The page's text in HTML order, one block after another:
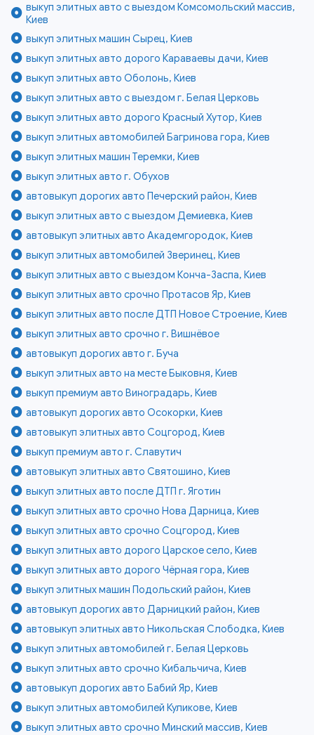
выкуп элитных авто с выездом Комсомольский массив,
Киев
выкуп элитных машин Сырец, Киев
выкуп элитных авто дорого Караваевы дачи, Киев
выкуп элитных авто Оболонь, Киев
выкуп элитных авто с выездом г. Белая Церковь
выкуп элитных авто дорого Красный Хутор, Киев
выкуп элитных автомобилей Багринова гора, Киев
выкуп элитных машин Теремки, Киев
выкуп элитных авто г. Обухов
автовыкуп дорогих авто Печерский район, Киев
выкуп элитных авто с выездом Демиевка, Киев
автовыкуп элитных авто Академгородок, Киев
выкуп элитных автомобилей Зверинец, Киев
выкуп элитных авто с выездом Конча-Заспа, Киев
выкуп элитных авто срочно Протасов Яр, Киев
выкуп элитных авто после ДТП Новое Строение, Киев
выкуп элитных авто срочно г. Вишнёвое
автовыкуп дорогих авто г. Буча
выкуп элитных авто на месте Быковня, Киев
выкуп премиум авто Виноградарь, Киев
автовыкуп дорогих авто Осокорки, Киев
автовыкуп элитных авто Соцгород, Киев
выкуп премиум авто г. Славутич
автовыкуп элитных авто Святошино, Киев
выкуп элитных авто после ДТП г. Яготин
выкуп элитных авто срочно Нова Дарница, Киев
выкуп элитных авто срочно Соцгород, Киев
выкуп элитных авто дорого Царское село, Киев
выкуп элитных авто дорого Чёрная гора, Киев
выкуп элитных машин Подольский район, Киев
автовыкуп дорогих авто Дарницкий район, Киев
автовыкуп элитных авто Никольская Слободка, Киев
выкуп элитных автомобилей г. Белая Церковь
выкуп элитных авто срочно Кибальчича, Киев
автовыкуп дорогих авто Бабий Яр, Киев
выкуп элитных автомобилей Куликове, Киев
выкуп элитных авто срочно Минский массив, Киев